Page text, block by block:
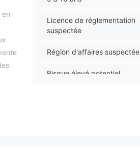
Licence de réglementation
suspectée
Région d'affaires suspectée
Risque élevé potentiel